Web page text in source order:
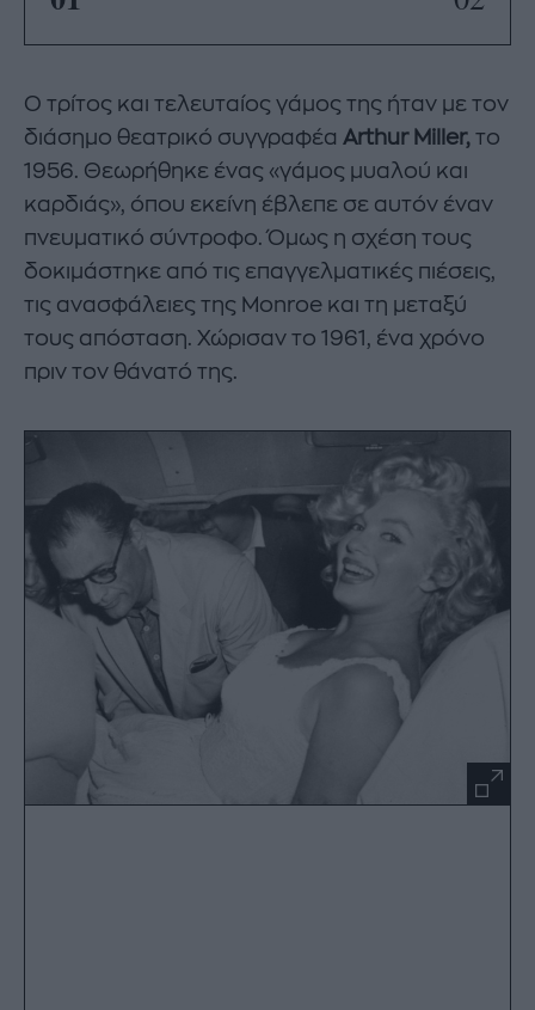
Ο τρίτος και τελευταίος γάμος της ήταν με τον
διάσημο θεατρικό συγγραφέα Arthur Miller, το
1956. Θεωρήθηκε ένας «γάμος μυαλού και
καρδιάς», όπου εκείνη έβλεπε σε αυτόν έναν
πνευματικό σύντροφο. Όμως η σχέση τους
δοκιμάστηκε από τις επαγγελματικές πιέσεις,
τις ανασφάλειες της Monroe και τη μεταξύ
τους απόσταση. Χώρισαν το 1961, ένα χρόνο
πριν τον θάνατό της.